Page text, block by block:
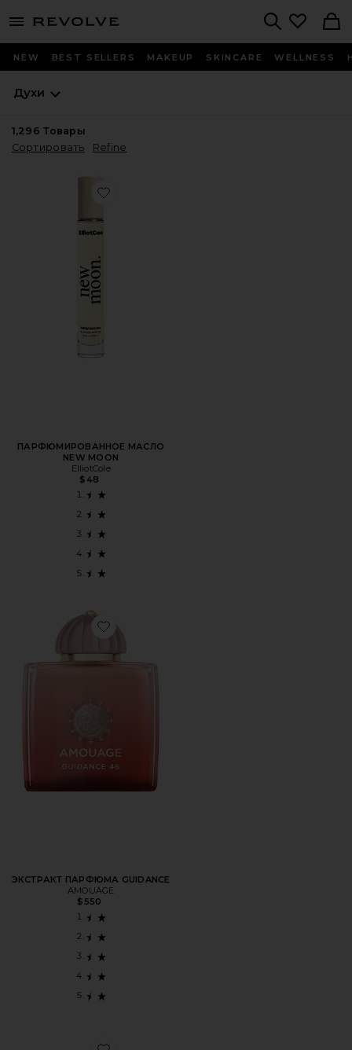
menu - shows more content
NEW BEST SELLERS MAKEUP SKINCARE WELLNESS
Духи
1,296 Товары
Сортировать
Refine
Favorite ПАРФЮМИРОВАННОЕ МАСЛО NEW MOON
ПАРФЮМИРОВАННОЕ МАСЛО
NEW MOON
ElliotCole
$48
Favorite ЭКСТРАКТ ПАРФЮМА GUIDANCE
ЭКСТРАКТ ПАРФЮМА GUIDANCE
AMOUAGE
$550